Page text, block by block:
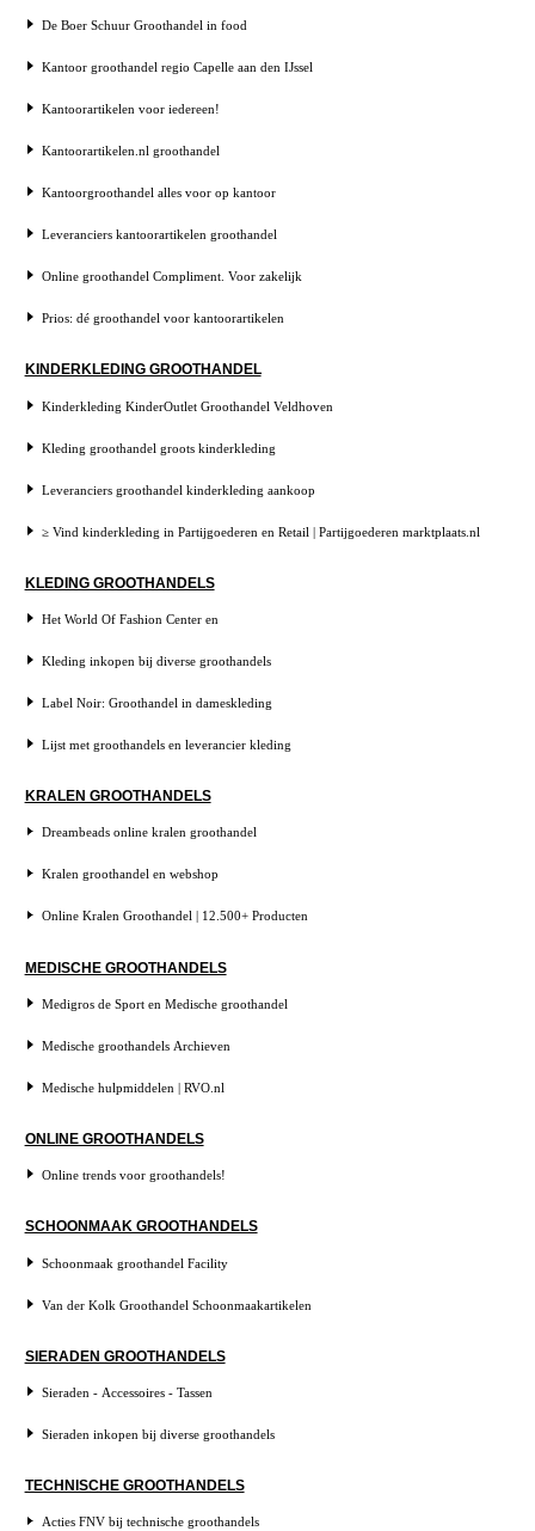
De Boer Schuur Groothandel in food
Kantoor groothandel regio Capelle aan den IJssel
Kantoorartikelen voor iedereen!
Kantoorartikelen.nl groothandel
Kantoorgroothandel alles voor op kantoor
Leveranciers kantoorartikelen groothandel
Online groothandel Compliment. Voor zakelijk
Prios: dé groothandel voor kantoorartikelen
KINDERKLEDING GROOTHANDEL
Kinderkleding KinderOutlet Groothandel Veldhoven
Kleding groothandel groots kinderkleding
Leveranciers groothandel kinderkleding aankoop
≥ Vind kinderkleding in Partijgoederen en Retail | Partijgoederen marktplaats.nl
KLEDING GROOTHANDELS
Het World Of Fashion Center en
Kleding inkopen bij diverse groothandels
Label Noir: Groothandel in dameskleding
Lijst met groothandels en leverancier kleding
KRALEN GROOTHANDELS
Dreambeads online kralen groothandel
Kralen groothandel en webshop
Online Kralen Groothandel | 12.500+ Producten
MEDISCHE GROOTHANDELS
Medigros de Sport en Medische groothandel
Medische groothandels Archieven
Medische hulpmiddelen | RVO.nl
ONLINE GROOTHANDELS
Online trends voor groothandels!
SCHOONMAAK GROOTHANDELS
Schoonmaak groothandel Facility
Van der Kolk Groothandel Schoonmaakartikelen
SIERADEN GROOTHANDELS
Sieraden - Accessoires - Tassen
Sieraden inkopen bij diverse groothandels
TECHNISCHE GROOTHANDELS
Acties FNV bij technische groothandels